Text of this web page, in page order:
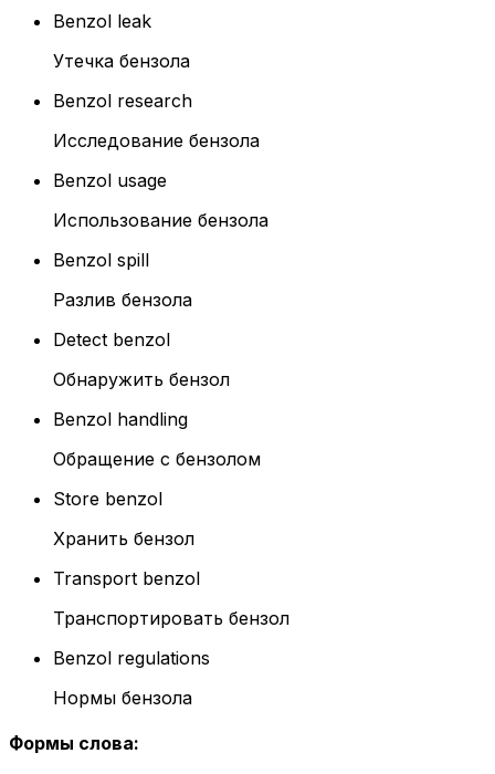
Benzol leak
Утечка бензола
Benzol research
Исследование бензола
Benzol usage
Использование бензола
Benzol spill
Разлив бензола
Detect benzol
Обнаружить бензол
Benzol handling
Обращение с бензолом
Store benzol
Хранить бензол
Transport benzol
Транспортировать бензол
Benzol regulations
Нормы бензола
Формы слова: